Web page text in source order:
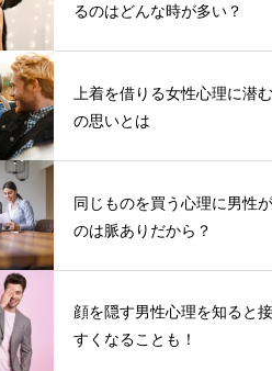
るのはどんな時が多い？
上着を借りる女性心理に潜
の思いとは
同じものを買う心理に男性
のは脈ありだから？
顔を隠す男性心理を知ると
すくなることも！